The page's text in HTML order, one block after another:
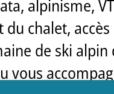
alpinisme,
chalet,
de ski alpin